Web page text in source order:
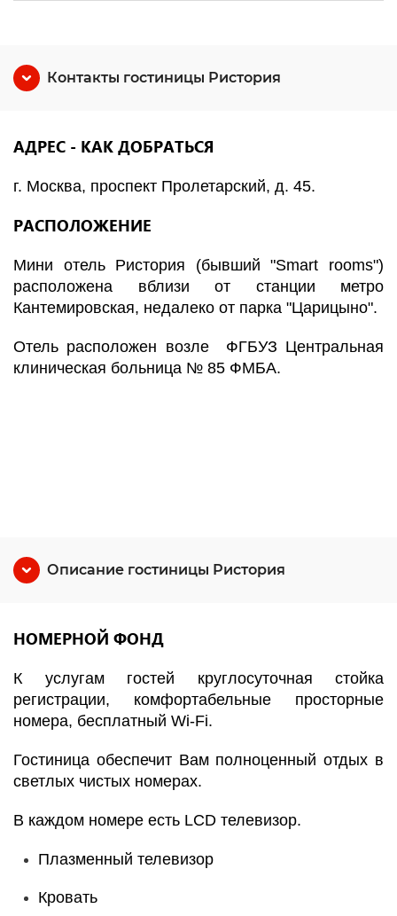
Контакты гостиницы Ристория
АДРЕС - КАК ДОБРАТЬСЯ
г. Москва, проспект Пролетарский, д. 45.
РАСПОЛОЖЕНИЕ
Мини отель Ристория (бывший "Smart rooms")
расположена вблизи от станции метро
Кантемировская, недалеко от парка "Царицыно".
Отель расположен возле ФГБУЗ Центральная
клиническая больница № 85 ФМБА.
Описание гостиницы Ристория
НОМЕРНОЙ ФОНД
К услугам гостей круглосуточная стойка
регистрации, комфортабельные просторные
номера, бесплатный Wi-Fi.
Гостиница обеспечит Вам полноценный отдых в
светлых чистых номерах.
В каждом номере есть LCD телевизор.
Плазменный телевизор
Кровать